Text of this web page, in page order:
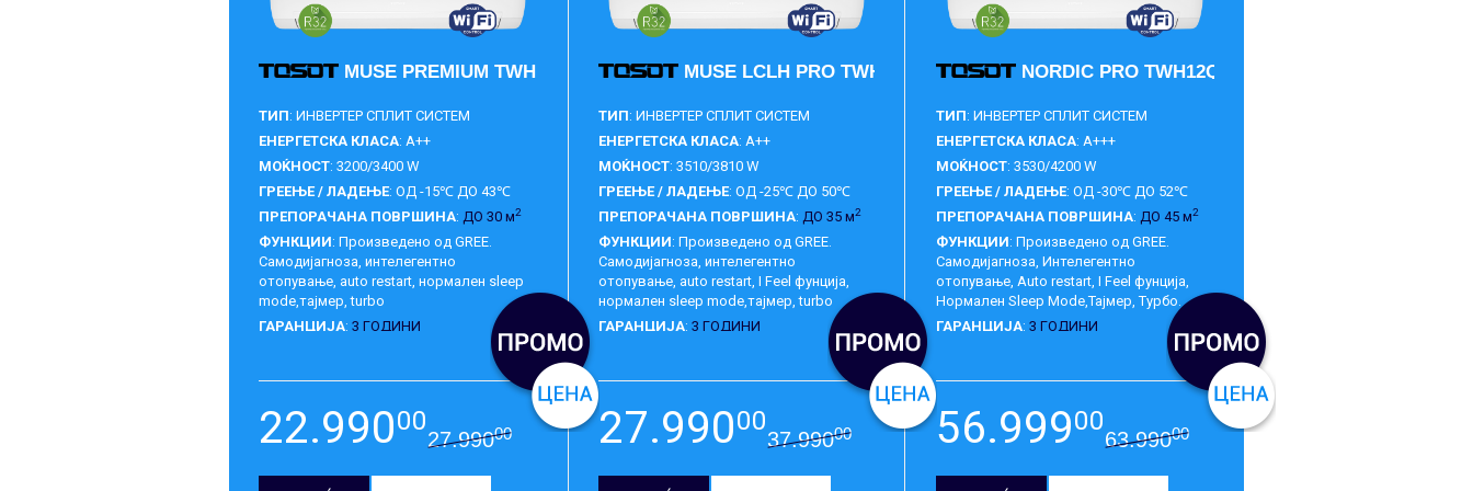
MUSE PREMIUM TWH12AFBXB-K6DNA5A
ТИП: ИНВЕРТЕР СПЛИТ СИСТЕМ
ЕНЕРГЕТСКА КЛАСА: A++
МОЌНОСТ: 3200/3400 W
ГРЕЕЊЕ / ЛАДЕЊЕ: ОД -15℃ ДО 43℃
ПРЕПОРАЧАНА ПОВРШИНА:ДО 30 м2
ФУНКЦИИ: Произведено од GREE.
Самодијагноза, интелегентно
отопување, аuto restart, нормален sleep
mode,тајмер, turbo
ГАРАНЦИЈА: 3 ГОДИНИ
22.99000
27.99000
MUSE LCLH PRO TWH12AFC-K6DNA5F
ТИП: ИНВЕРТЕР СПЛИТ СИСТЕМ
ЕНЕРГЕТСКА КЛАСА: A++
МОЌНОСТ: 3510/3810 W
ГРЕЕЊЕ / ЛАДЕЊЕ: ОД -25℃ ДО 50℃
ПРЕПОРАЧАНА ПОВРШИНА:ДО 35 м2
ФУНКЦИИ: Произведено од GREE.
Самодијагноза, интелегентно
отопување, аuto restart, I Feel фунција,
нормален sleep mode,тајмер, turbo
ГАРАНЦИЈА: 3 ГОДИНИ
27.99000
37.99000
NORDIC PRO TWH12QD-S6DBB2A
ТИП: ИНВЕРТЕР СПЛИТ СИСТЕМ
ЕНЕРГЕТСКА КЛАСА: A+++
МОЌНОСТ: 3530/4200 W
ГРЕЕЊЕ / ЛАДЕЊЕ: ОД -30℃ ДО 52℃
ПРЕПОРАЧАНА ПОВРШИНА:ДО 45 м2
ФУНКЦИИ: Произведено од GREE.
Самодијагноза, Интелегентно
отопување, Аuto restart, I Feel фунција,
Нормален Sleep Mode,Тајмер, Турбо.
ГАРАНЦИЈА: 3 ГОДИНИ
56.99900
63.99000